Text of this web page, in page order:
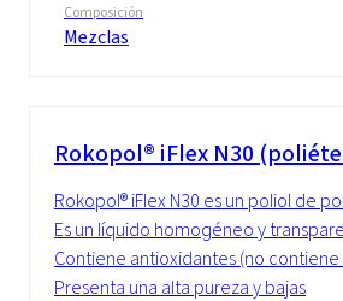
Composición
Mezclas
Rokopol® iFlex N30
Rokopol® iFlex N30 es un poliol de
Es un líquido homogéneo y
Contiene antioxidantes (no contiene
Presenta una alta pureza y bajas